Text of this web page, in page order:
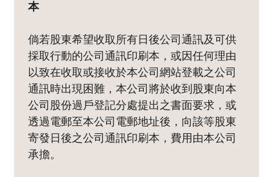
本
倘若股東希望收取所有日後公司通訊及可供
採取行動的公司通訊印刷本，或因任何理由
以致在收取或接收於本公司網站登載之公司
通訊時出現困難，本公司將於收到股東向本
公司股份過戶登記分處提出之書面要求，或
透過電郵至本公司電郵地址後，向該等股東
寄發日後之公司通訊印刷本，費用由本公司
承擔。